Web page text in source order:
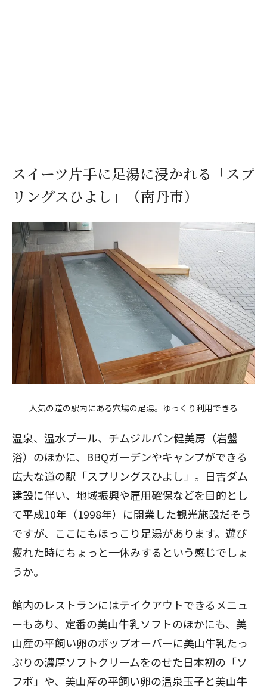
スイーツ片手に足湯に浸かれる「スプ
リングスひよし」（南丹市）
人気の道の駅内にある穴場の足湯。ゆっくり利用できる
温泉、温水プール、チムジルバン健美房（岩盤
浴）のほかに、BBQガーデンやキャンプができる
広大な道の駅「スプリングスひよし」。日吉ダム
建設に伴い、地域振興や雇用確保などを目的とし
て平成10年（1998年）に開業した観光施設だそう
ですが、ここにもほっこり足湯があります。遊び
疲れた時にちょっと一休みするという感じでしょ
うか。
館内のレストランにはテイクアウトできるメニュ
ーもあり、定番の美山牛乳ソフトのほかにも、美
山産の平飼い卵のポップオーバーに美山牛乳たっ
ぷりの濃厚ソフトクリームをのせた日本初の「ソ
フポ」や、美山産の平飼い卵の温泉玉子と美山牛